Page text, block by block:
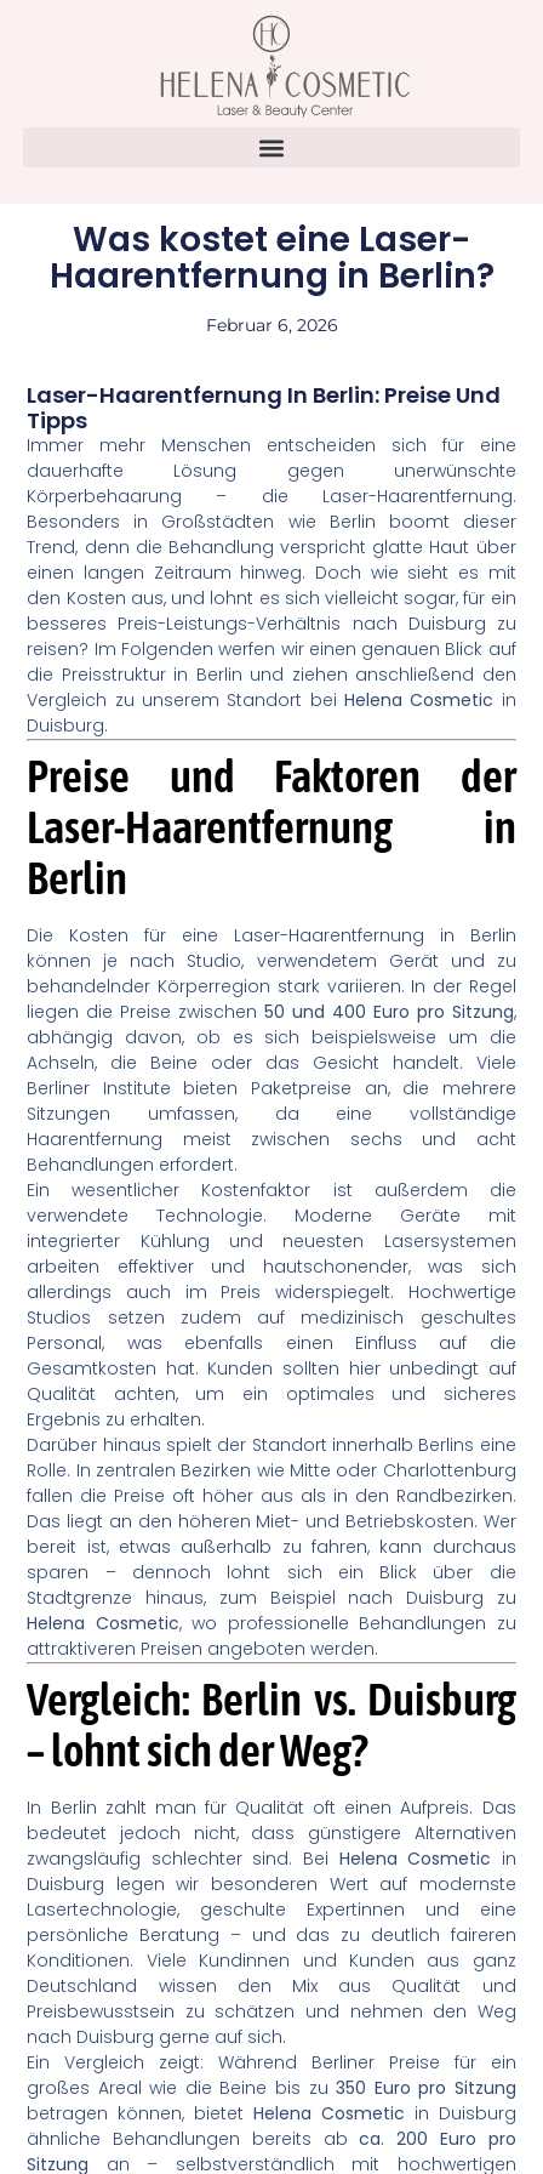
Was kostet eine Laser-
Haarentfernung in Berlin?
Februar 6, 2026
Laser-Haarentfernung In Berlin: Preise Und
Tipps
Immer mehr Menschen entscheiden sich für eine
dauerhafte Lösung gegen unerwünschte
Körperbehaarung – die Laser-Haarentfernung.
Besonders in Großstädten wie Berlin boomt dieser
Trend, denn die Behandlung verspricht glatte Haut über
einen langen Zeitraum hinweg. Doch wie sieht es mit
den Kosten aus, und lohnt es sich vielleicht sogar, für ein
besseres Preis-Leistungs-Verhältnis nach Duisburg zu
reisen? Im Folgenden werfen wir einen genauen Blick auf
die Preisstruktur in Berlin und ziehen anschließend den
Vergleich zu unserem Standort bei Helena Cosmetic in
Duisburg.
Preise und Faktoren der
Laser-Haarentfernung in
Berlin
Die Kosten für eine Laser-Haarentfernung in Berlin
können je nach Studio, verwendetem Gerät und zu
behandelnder Körperregion stark variieren. In der Regel
liegen die Preise zwischen50 und 400 Euro pro Sitzung,
abhängig davon, ob es sich beispielsweise um die
Achseln, die Beine oder das Gesicht handelt. Viele
Berliner Institute bieten Paketpreise an, die mehrere
Sitzungen umfassen, da eine vollständige
Haarentfernung meist zwischen sechs und acht
Behandlungen erfordert.
Ein wesentlicher Kostenfaktor ist außerdem die
verwendete Technologie. Moderne Geräte mit
integrierter Kühlung und neuesten Lasersystemen
arbeiten effektiver und hautschonender, was sich
allerdings auch im Preis widerspiegelt. Hochwertige
Studios setzen zudem auf medizinisch geschultes
Personal, was ebenfalls einen Einfluss auf die
Gesamtkosten hat. Kunden sollten hier unbedingt auf
Qualität achten, um ein optimales und sicheres
Ergebnis zu erhalten.
Darüber hinaus spielt der Standort innerhalb Berlins eine
Rolle. In zentralen Bezirken wie Mitte oder Charlottenburg
fallen die Preise oft höher aus als in den Randbezirken.
Das liegt an den höheren Miet- und Betriebskosten. Wer
bereit ist, etwas außerhalb zu fahren, kann durchaus
sparen – dennoch lohnt sich ein Blick über die
Stadtgrenze hinaus, zum Beispiel nach Duisburg zu
Helena Cosmetic, wo professionelle Behandlungen zu
attraktiveren Preisen angeboten werden.
Vergleich: Berlin vs. Duisburg
– lohnt sich der Weg?
In Berlin zahlt man für Qualität oft einen Aufpreis. Das
bedeutet jedoch nicht, dass günstigere Alternativen
zwangsläufig schlechter sind. Bei Helena Cosmetic in
Duisburg legen wir besonderen Wert auf modernste
Lasertechnologie, geschulte Expertinnen und eine
persönliche Beratung – und das zu deutlich faireren
Konditionen. Viele Kundinnen und Kunden aus ganz
Deutschland wissen den Mix aus Qualität und
Preisbewusstsein zu schätzen und nehmen den Weg
nach Duisburg gerne auf sich.
Ein Vergleich zeigt: Während Berliner Preise für ein
großes Areal wie die Beine bis zu350 Euro pro Sitzung
betragen können, bietet Helena Cosmetic in Duisburg
ähnliche Behandlungen bereits abca. 200 Euro pro
Sitzung an – selbstverständlich mit hochwertigen